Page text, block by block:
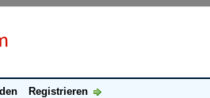
Registrieren